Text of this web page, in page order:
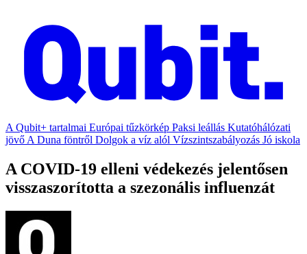
A Qubit+ tartalmai Európai tűzkörkép Paksi leállás Kutatóhálózati
jövő A Duna föntről Dolgok a víz alól Vízszintszabályozás Jó iskola
A COVID-19 elleni védekezés jelentősen
visszaszorította a szezonális influenzát